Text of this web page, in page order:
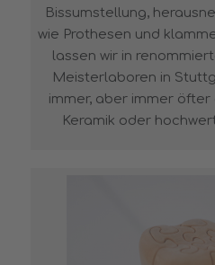
Bissumstellung,
wie Prothesen und
lassen wir in
Meisterlaboren in
immer, aber immer
Keramik oder